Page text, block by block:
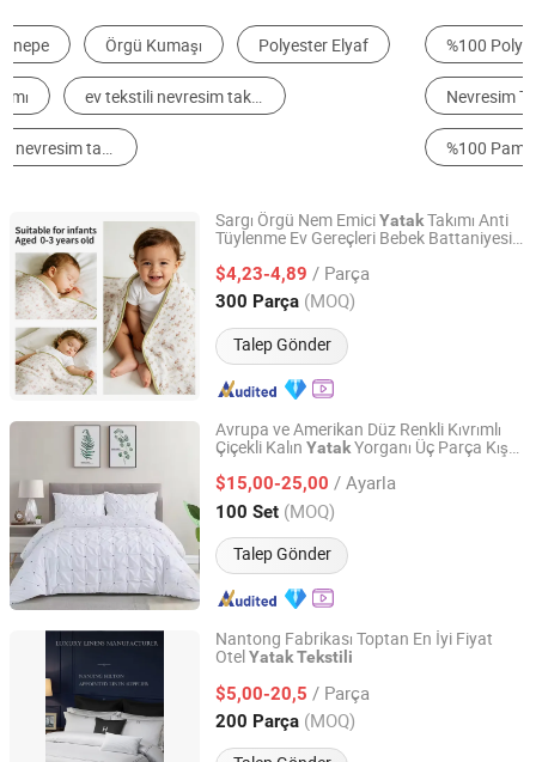
%100 Polyester Kumaş Battaniye
Nevresim Takımı Yatak kumaşı
%100 Pamuk Kumaş
Sargı Örgü Nem EmiciYatakTakımı Anti
Tüylenme Ev Gereçleri Bebek Battaniyesi
$4,23-4,89 / Parça
300 Parça (MOQ)
Talep Gönder
Zhejiang Gangju Import & Export Co., Ltd
Zhejiang, China Fiyat 2025
Avrupa ve Amerikan Düz Renkli Kıvrımlı
Çiçekli Kalın YatakYorganı Üç Parça Kış
$15,00-25,00 / Ayarla
100 Set (MOQ)
Talep Gönder
Qingdao Yiteng Textile Co., Ltd.
Shandong, China Fiyat 2024
Nantong Fabrikası Toptan En İyi Fiyat
Otel YatakTekstili
$5,00-20,5 / Parça
200 Parça (MOQ)
Nantong Gaoxin Home Furnishing Co., Ltd.
Jiangsu, China Fiyat 2025